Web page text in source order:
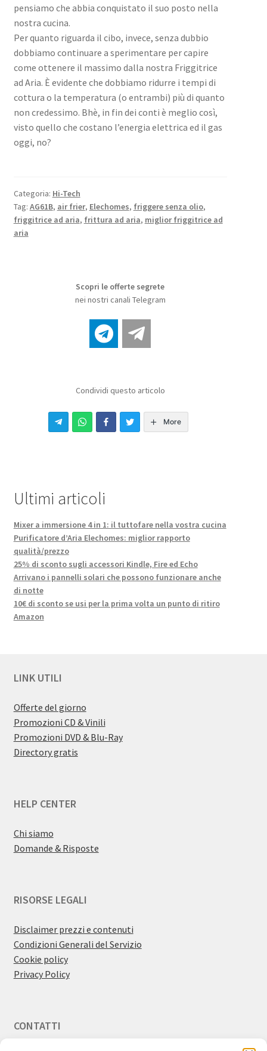
pensiamo che abbia conquistato il suo posto nella
nostra cucina.
Per quanto riguarda il cibo, invece, senza dubbio
dobbiamo continuare a sperimentare per capire
come ottenere il massimo dalla nostra Friggitrice
ad Aria. È evidente che dobbiamo ridurre i tempi di
cottura o la temperatura (o entrambi) più di quanto
non credessimo. Bhè, in fin dei conti è meglio così,
visto quello che costano l’energia elettrica ed il gas
oggi, no?
Categoria: Hi-Tech
Tag: AG61B, air frier, Elechomes, friggere senza olio,
friggitrice ad aria, frittura ad aria, miglior friggitrice ad
aria
Scopri le offerte segrete
nei nostri canali Telegram
Condividi questo articolo
More
Ultimi articoli
Mixer a immersione 4 in 1: il tuttofare nella vostra cucina
Purificatore d’Aria Elechomes: miglior rapporto
qualità/prezzo
25% di sconto sugli accessori Kindle, Fire ed Echo
Arrivano i pannelli solari che possono funzionare anche
di notte
10€ di sconto se usi per la prima volta un punto di ritiro
Amazon
LINK UTILI
Offerte del giorno
Promozioni CD & Vinili
Promozioni DVD & Blu-Ray
Directory gratis
HELP CENTER
Chi siamo
Domande & Risposte
RISORSE LEGALI
Disclaimer prezzi e contenuti
Condizioni Generali del Servizio
Cookie policy
Privacy Policy
CONTATTI